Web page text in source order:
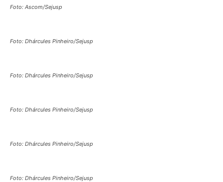
Foto: Ascom/Sejusp
Foto: Dhárcules Pinheiro/Sejusp
Foto: Dhárcules Pinheiro/Sejusp
Foto: Dhárcules Pinheiro/Sejusp
Foto: Dhárcules Pinheiro/Sejusp
Foto: Dhárcules Pinheiro/Sejusp